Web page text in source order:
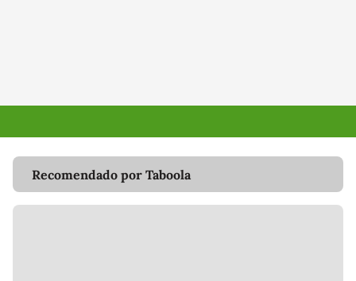
Recomendado por Taboola